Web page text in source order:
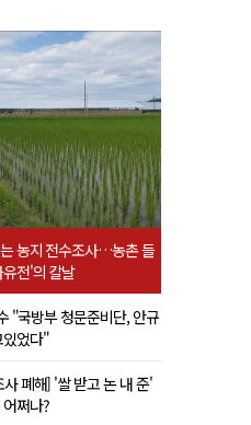
농지 전수조사…농촌 들
전'의 칼날
"국방부 청문준비단, 안규
있었다"
폐해] '쌀 받고 논 내 준'
쩌나?